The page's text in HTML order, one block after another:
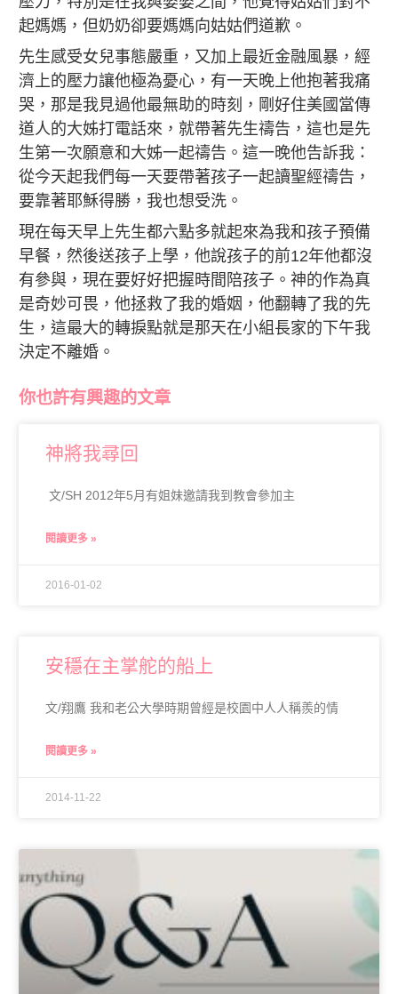
起媽媽，但奶奶卻要媽媽向姑姑們道歉。
先生感受女兒事態嚴重，又加上最近金融風暴，經
濟上的壓力讓他極為憂心，有一天晚上他抱著我痛
哭，那是我見過他最無助的時刻，剛好住美國當傳
道人的大姊打電話來，就帶著先生禱告，這也是先
生第一次願意和大姊一起禱告。這一晚他告訴我：
從今天起我們每一天要帶著孩子一起讀聖經禱告，
要靠著耶穌得勝，我也想受洗。
現在每天早上先生都六點多就起來為我和孩子預備
早餐，然後送孩子上學，他說孩子的前12年他都沒
有參與，現在要好好把握時間陪孩子。神的作為真
是奇妙可畏，他拯救了我的婚姻，他翻轉了我的先
生，這最大的轉捩點就是那天在小組長家的下午我
決定不離婚。
你也許有興趣的文章
神將我尋回
文/SH 2012年5月有姐妹邀請我到教會參加主
閱讀更多 »
2016-01-02
安穩在主掌舵的船上
文/翔鷹 我和老公大學時期曾經是校園中人人稱羨的情
閱讀更多 »
2014-11-22